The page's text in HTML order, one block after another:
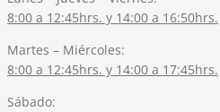
8:00 a 12:45hrs. y 14:00 a 16:50hrs.
Martes – Miércoles:
8:00 a 12:45hrs. y 14:00 a 17:45hrs.
Sábado: